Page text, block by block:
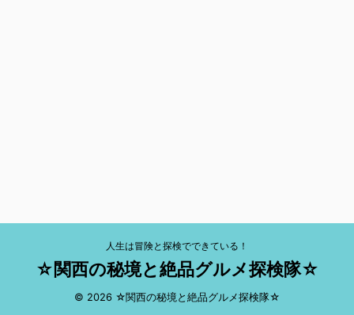
人生は冒険と探検でできている！
☆関西の秘境と絶品グルメ探検隊☆
© 2026 ☆関西の秘境と絶品グルメ探検隊☆